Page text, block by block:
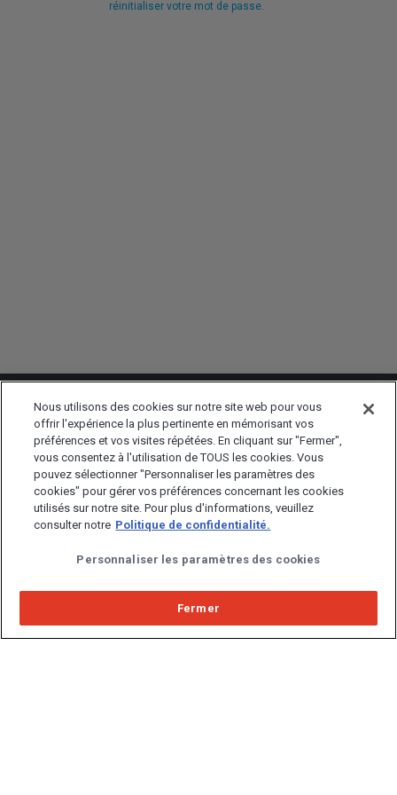
La Voix de l’AcheteurMC. Coupons.
Cadeaux. Échantillons. Wow!
Politique de confidentialité|Choix de pub
|
Mentions légales
Plan du site |Pour nous contacter
La Voix de l'Acheteur est une marque commerciale
Nous utilisons des cookies sur notre site web pour vous
offrir l'expérience la plus pertinente en mémorisant vos
préférences et vos visites répétées. En cliquant sur "Fermer",
vous consentez à l'utilisation de TOUS les cookies. Vous
pouvez sélectionner "Personnaliser les paramètres des
cookies" pour gérer vos préférences concernant les cookies
utilisés sur notre site. Pour plus d'informations, veuillez
consulter notre Politique de confidentialité.
Personnaliser les paramètres des cookies
Fermer